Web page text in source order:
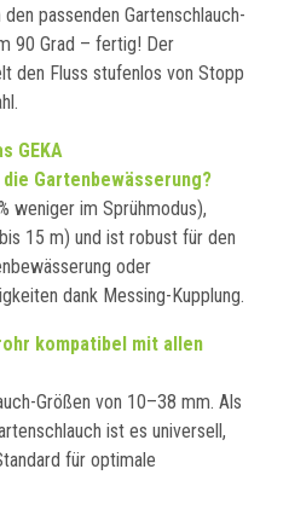
passenden Gartenschlauch-
90 Grad – fertig! Der
den Fluss stufenlos von Stopp
GEKA
Gartenbewässerung?
weniger im Sprühmodus),
15 m) und ist robust für den
oder
dank Messing-Kupplung.
kompatibel mit allen
Größen von 10–38 mm. Als
ist es universell,
für optimale